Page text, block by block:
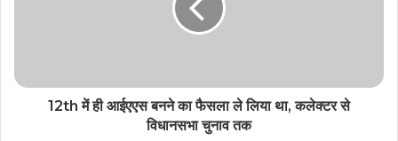
12th में ही आईएएस बनने का फैसला ले लिया था, कलेक्टर से
विधानसभा चुनाव तक